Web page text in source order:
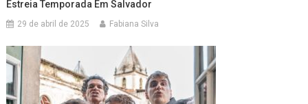
Estreia Temporada Em Salvador
29 de abril de 2025 Fabiana Silva